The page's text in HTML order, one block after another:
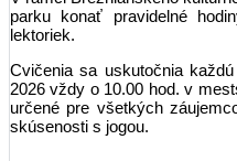
parku konať pravidelné
lektoriek.
Cvičenia sa uskutočnia
2026 vždy o 10.00 hod. v
určené pre všetkých
skúsenosti s jogou.